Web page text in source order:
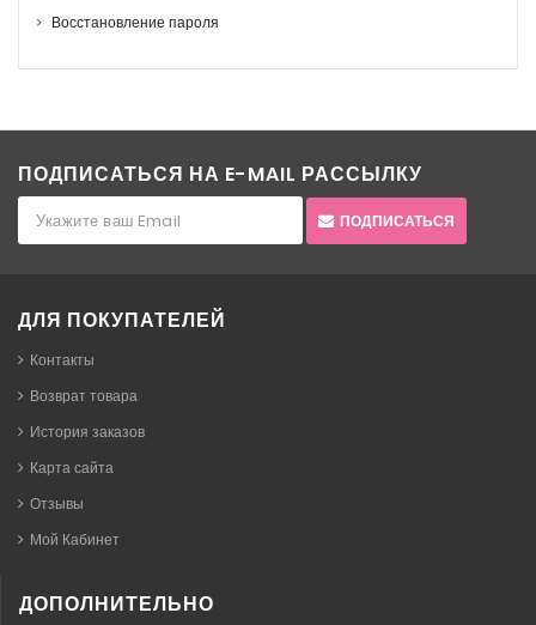
Восстановление пароля
ПОДПИСАТЬСЯ НА E-MAIL РАССЫЛКУ
ПОДПИСАТЬСЯ
ДЛЯ ПОКУПАТЕЛЕЙ
Контакты
Возврат товара
История заказов
Карта сайта
Отзывы
Мой Кабинет
ДОПОЛНИТЕЛЬНО